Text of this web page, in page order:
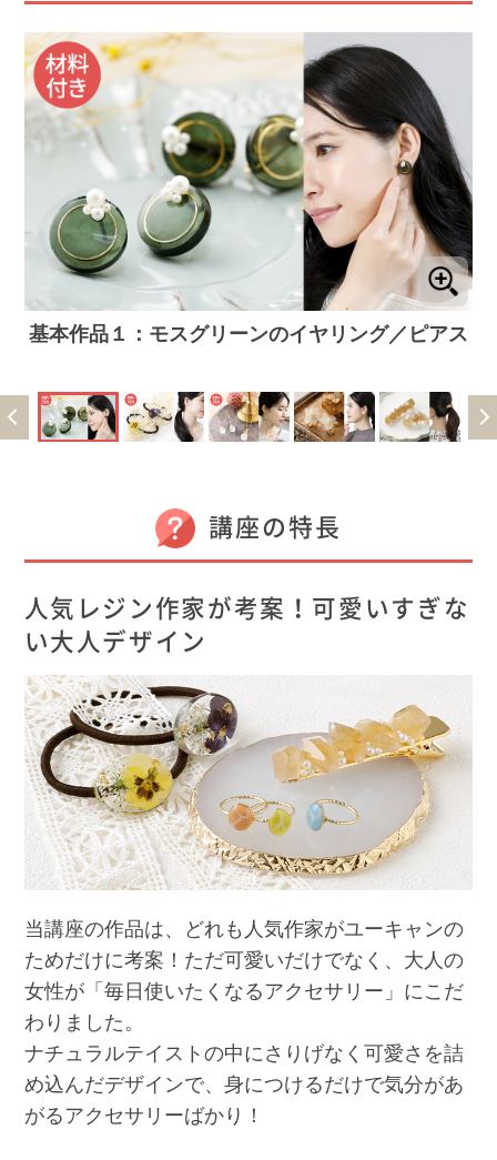
基本作品１：モスグリーンのイヤリング／ピアス
講座の特長
人気レジン作家が考案！可愛いすぎな
い大人デザイン
当講座の作品は、どれも人気作家がユーキャンの
ためだけに考案！ただ可愛いだけでなく、大人の
女性が「毎日使いたくなるアクセサリー」にこだ
わりました。
ナチュラルテイストの中にさりげなく可愛さを詰
め込んだデザインで、身につけるだけで気分があ
がるアクセサリーばかり！